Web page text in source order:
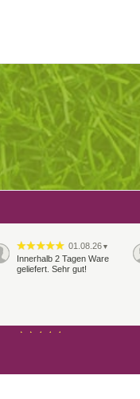
01.08.26 ▼
Innerhalb 2 Tagen Ware
geliefert. Sehr gut!